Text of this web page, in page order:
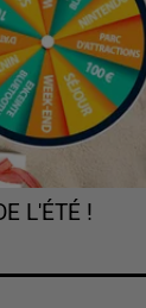
L'ÉTÉ !